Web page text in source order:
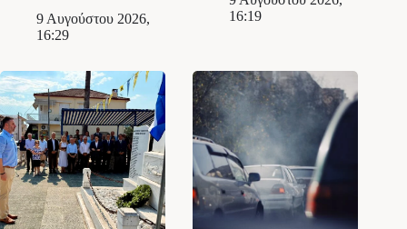
9 Αυγούστου 2026,
16:29
16:19